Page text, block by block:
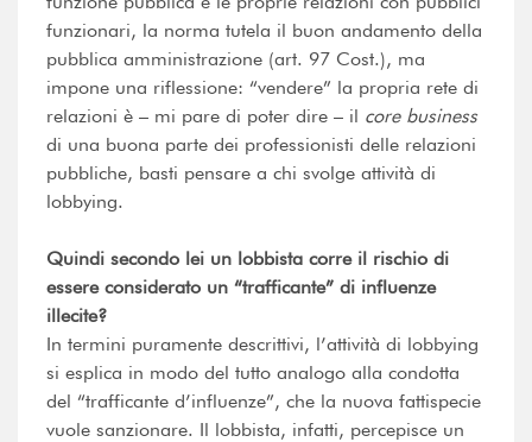
funzionari, la norma tutela il buon andamento della
pubblica amministrazione (art. 97 Cost.), ma
impone una riflessione: “vendere” la propria rete di
relazioni è – mi pare di poter dire – il core business
di una buona parte dei professionisti delle relazioni
pubbliche, basti pensare a chi svolge attività di
lobbying.
Quindi secondo lei un lobbista corre il rischio di
essere considerato un “trafficante” di influenze
illecite?
In termini puramente descrittivi, l’attività di lobbying
si esplica in modo del tutto analogo alla condotta
del “trafficante d’influenze”, che la nuova fattispecie
vuole sanzionare. Il lobbista, infatti, percepisce un